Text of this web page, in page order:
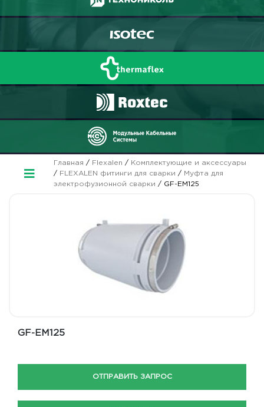
Главная / Flexalen / Комплектующие и аксессуары
/ FLEXALEN фитинги для сварки / Муфта для
электрофузионной сварки / GF-EM125
GF-EM125
ОТПРАВИТЬ ЗАПРОС